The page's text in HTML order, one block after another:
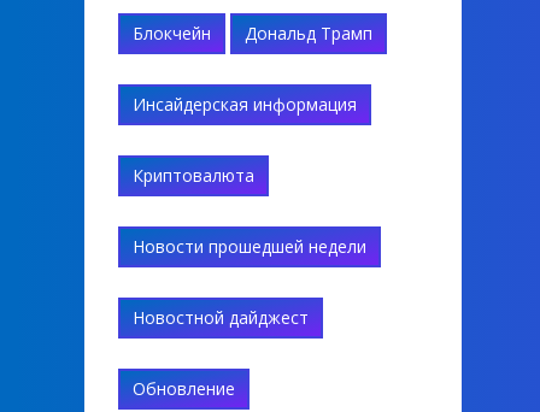
Блокчейн Дональд Трамп
Инсайдерская информация
Криптовалюта
Новости прошедшей недели
Новостной дайджест
Обновление